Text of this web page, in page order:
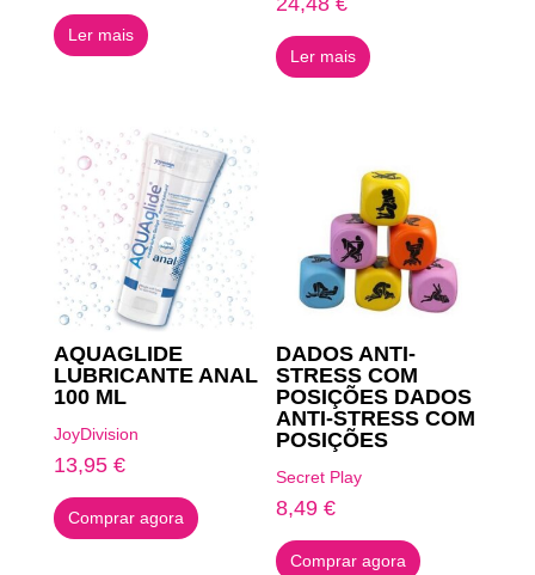
Ler mais
Ler mais
AQUAGLIDE
LUBRICANTE ANAL
100 ML
JoyDivision
13,95 €
Comprar agora
DADOS ANTI-
STRESS COM
POSIÇÕES DADOS
ANTI-STRESS COM
POSIÇÕES
Secret Play
8,49€
Comprar agora